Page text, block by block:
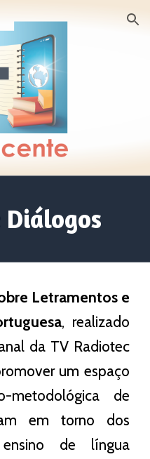
Skip to navigation
Diálogos
Letramentos e
, realizado
da TV Radiotec
um espaço
metodológica de
em torno dos
de língua